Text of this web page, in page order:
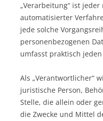
„Verarbeitung“ ist
automatisierter
jede solche
personenbezogenen
umfasst praktisch
Als „Verantwortlicher“
juristische Person,
Stelle, die allein oder
die Zwecke und Mittel